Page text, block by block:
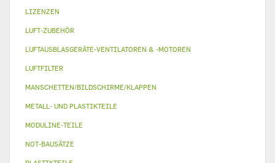
LIZENZEN
LUFT-ZUBEHÖR
LUFTAUSBLASGERÄTE-VENTILATOREN & -MOTOREN
LUFTFILTER
MANSCHETTEN/BILDSCHIRME/KLAPPEN
METALL- UND PLASTIKTEILE
MODULINE-TEILE
NOT-BAUSÄTZE